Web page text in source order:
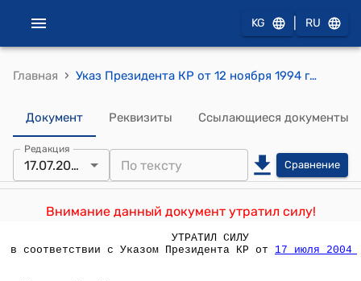
KG RU
Главная › Указ Президента КР от 12 ноября 1994 года N УП-301 "О мерах по усилению контроля на рынке ценных бумаг в Кыргызской Республике"
Документ Реквизиты Ссылающиеся документы
Редакция
17.07.2004 Сравнение
Внимание данный документ утратил силу!